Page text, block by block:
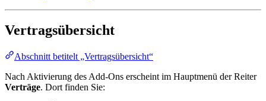
Vertragsübersicht
Abschnitt betitelt „Vertragsübersicht“
Nach Aktivierung des Add-Ons erscheint im Hauptmenü der Reiter
Verträge. Dort finden Sie: